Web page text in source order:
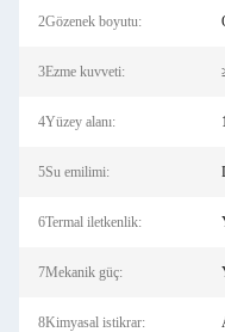
2Gözenek boyutu:
3Ezme kuvveti:
4Yüzey alanı:
5Su emilimi:
6Termal iletkenlik:
7Mekanik güç:
8Kimyasal istikrar: